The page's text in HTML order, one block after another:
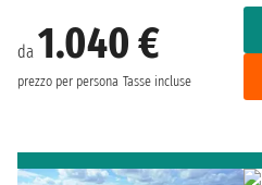
da 1.040 €
prezzo per persona Tasse incluse